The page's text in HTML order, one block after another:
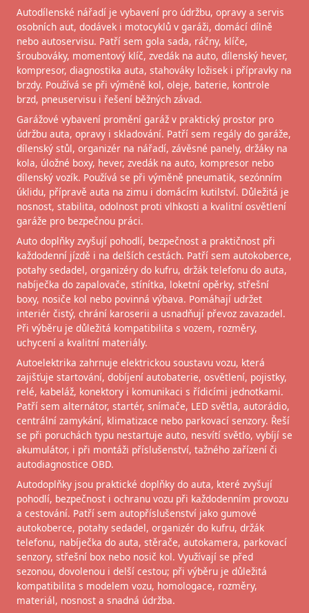
Autodílenské nářadí je vybavení pro údržbu, opravy a servis
osobních aut, dodávek i motocyklů v garáži, domácí dílně
nebo autoservisu. Patří sem gola sada, ráčny, klíče,
šroubováky, momentový klíč, zvedák na auto, dílenský hever,
kompresor, diagnostika auta, stahováky ložisek i přípravky na
brzdy. Používá se při výměně kol, oleje, baterie, kontrole
brzd, pneuservisu i řešení běžných závad.
Garážové vybavení promění garáž v praktický prostor pro
údržbu auta, opravy i skladování. Patří sem regály do garáže,
dílenský stůl, organizér na nářadí, závěsné panely, držáky na
kola, úložné boxy, hever, zvedák na auto, kompresor nebo
dílenský vozík. Používá se při výměně pneumatik, sezónním
úklidu, přípravě auta na zimu i domácím kutilství. Důležitá je
nosnost, stabilita, odolnost proti vlhkosti a kvalitní osvětlení
garáže pro bezpečnou práci.
Auto doplňky zvyšují pohodlí, bezpečnost a praktičnost při
každodenní jízdě i na delších cestách. Patří sem autokoberce,
potahy sedadel, organizéry do kufru, držák telefonu do auta,
nabíječka do zapalovače, stínítka, loketní opěrky, střešní
boxy, nosiče kol nebo povinná výbava. Pomáhají udržet
interiér čistý, chrání karoserii a usnadňují převoz zavazadel.
Při výběru je důležitá kompatibilita s vozem, rozměry,
uchycení a kvalitní materiály.
Autoelektrika zahrnuje elektrickou soustavu vozu, která
zajišťuje startování, dobíjení autobaterie, osvětlení, pojistky,
relé, kabeláž, konektory i komunikaci s řídicími jednotkami.
Patří sem alternátor, startér, snímače, LED světla, autorádio,
centrální zamykání, klimatizace nebo parkovací senzory. Řeší
se při poruchách typu nestartuje auto, nesvítí světlo, vybíjí se
akumulátor, i při montáži příslušenství, tažného zařízení či
autodiagnostice OBD.
Autodoplňky jsou praktické doplňky do auta, které zvyšují
pohodlí, bezpečnost i ochranu vozu při každodenním provozu
a cestování. Patří sem autopříslušenství jako gumové
autokoberce, potahy sedadel, organizér do kufru, držák
telefonu, nabíječka do auta, stěrače, autokamera, parkovací
senzory, střešní box nebo nosič kol. Využívají se před
sezonou, dovolenou i delší cestou; při výběru je důležitá
kompatibilita s modelem vozu, homologace, rozměry,
materiál, nosnost a snadná údržba.